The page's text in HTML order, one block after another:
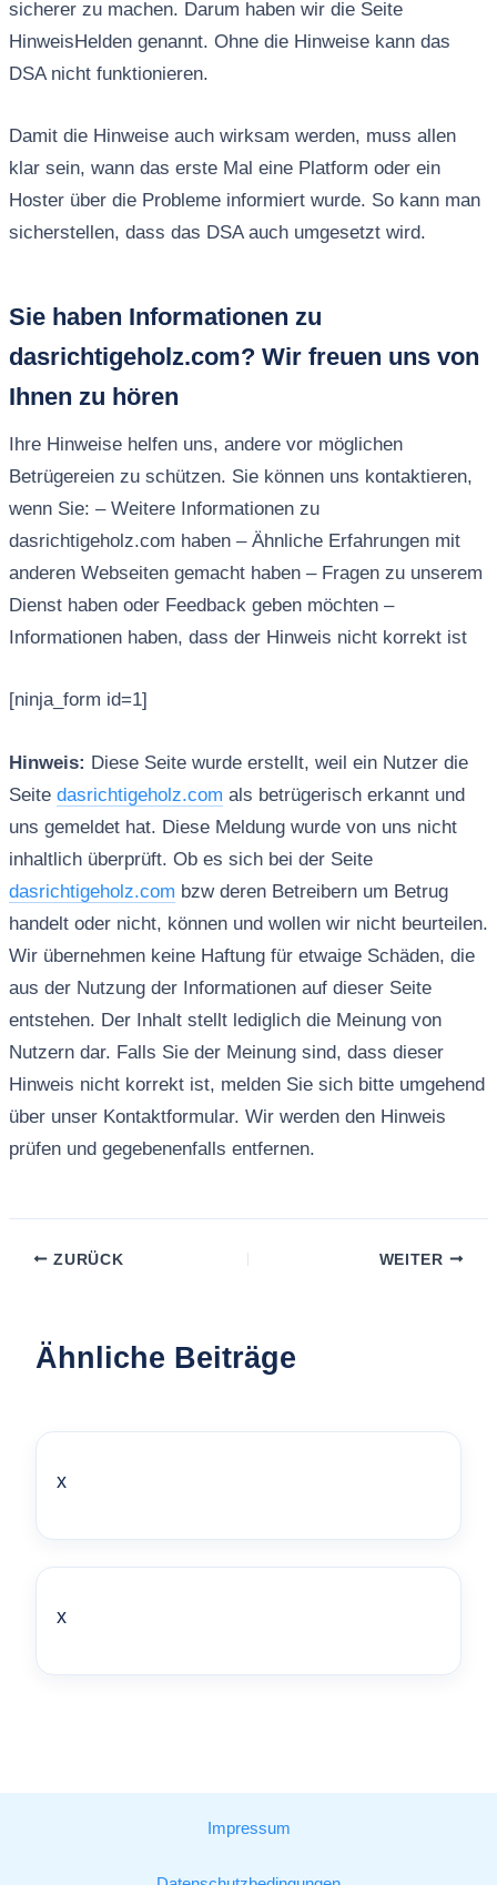
sicherer zu machen. Darum haben wir die Seite
HinweisHelden genannt. Ohne die Hinweise kann das
DSA nicht funktionieren.
Damit die Hinweise auch wirksam werden, muss allen
klar sein, wann das erste Mal eine Platform oder ein
Hoster über die Probleme informiert wurde. So kann man
sicherstellen, dass das DSA auch umgesetzt wird.
Sie haben Informationen zu
dasrichtigeholz.com? Wir freuen uns von
Ihnen zu hören
Ihre Hinweise helfen uns, andere vor möglichen
Betrügereien zu schützen. Sie können uns kontaktieren,
wenn Sie: – Weitere Informationen zu
dasrichtigeholz.com haben – Ähnliche Erfahrungen mit
anderen Webseiten gemacht haben – Fragen zu unserem
Dienst haben oder Feedback geben möchten –
Informationen haben, dass der Hinweis nicht korrekt ist
[ninja_form id=1]
Hinweis: Diese Seite wurde erstellt, weil ein Nutzer die
Seite dasrichtigeholz.com als betrügerisch erkannt und
uns gemeldet hat. Diese Meldung wurde von uns nicht
inhaltlich überprüft. Ob es sich bei der Seite
dasrichtigeholz.com bzw deren Betreibern um Betrug
handelt oder nicht, können und wollen wir nicht beurteilen.
Wir übernehmen keine Haftung für etwaige Schäden, die
aus der Nutzung der Informationen auf dieser Seite
entstehen. Der Inhalt stellt lediglich die Meinung von
Nutzern dar. Falls Sie der Meinung sind, dass dieser
Hinweis nicht korrekt ist, melden Sie sich bitte umgehend
über unser Kontaktformular. Wir werden den Hinweis
prüfen und gegebenenfalls entfernen.
ZURÜCK WEITER
Ähnliche Beiträge
x
x
Impressum